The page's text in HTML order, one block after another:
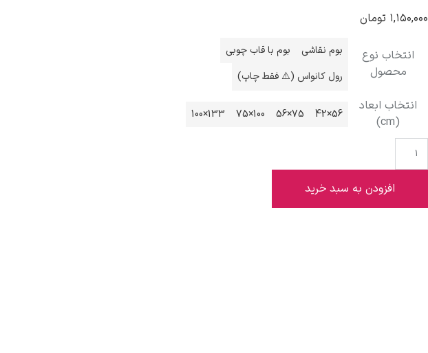
۱,۱۵۰,۰۰۰ تومان
انتخاب نوع
محصول
بوم نقاشی
بوم با قاب چوبی
رول کانواس (⚠️ فقط چاپ)
انتخاب ابعاد
(cm)
56×42
75×56
100×75
133×100
افزودن به سبد خرید